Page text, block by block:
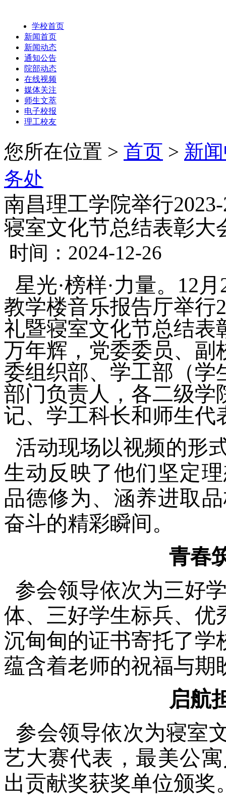
学校首页
新闻首页
新闻动态
通知公告
院部动态
在线视频
媒体关注
师生文萃
电子校报
理工校友
您所在位置 > 首页 > 新
务处
南昌理工学院举行
寝室文化节总结表彰大
时间：2024-12-26
星光·榜样·力量。12
教学楼音乐报告厅举行
礼暨寝室文化节总结表
万年辉，党委委员、副
委组织部、学工部（学
部门负责人，各二级学
记、学工科长和师生代
活动现场以视频的形
生动反映了他们坚定
品德修为、涵养进取
奋斗的精彩瞬间。
青春
参会领导依次为三好
体、三好学生标兵、优
沉甸甸的证书寄托了学
蕴含着老师的祝福与期
启航
参会领导依次为寝室
艺大赛代表，最美公
出贡献奖获奖单位颁奖